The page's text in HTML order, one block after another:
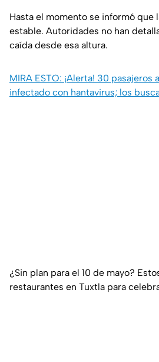
Hasta el momento se informó que
estable. Autoridades no han
caída desde esa altura.
MIRA ESTO: ¡Alerta! 30
infectado con hantavirus; los
¿Sin plan para el 10 de mayo?
restaurantes en Tuxtla para